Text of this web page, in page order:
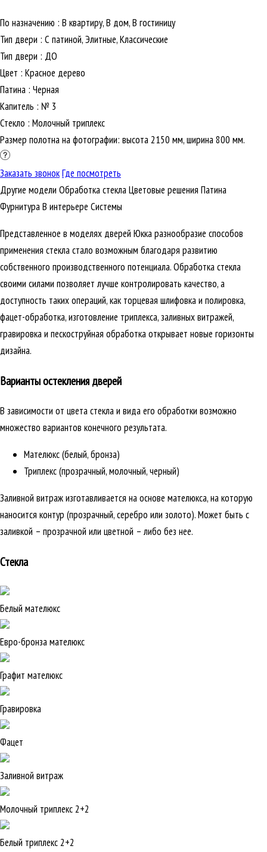
По назначению : В квартиру, В дом, В гостиницу
Тип двери : С патиной, Элитные, Классические
Тип двери : ДО
Цвет : Красное дерево
Патина : Черная
Капитель : № 3
Стекло : Молочный триплекс
Размер полотна на фотографии: высота 2150 мм, ширина 800 мм.
Заказать звонокГде посмотреть
Другие модели Обработка стеклаЦветовые решения Патина
ФурнитураВ интерьере Cистемы
Представленное в моделях дверей Юкка разнообразие способов
применения стекла стало возможным благодаря развитию
собственного производственного потенциала. Обработка стекла
своими силами позволяет лучше контролировать качество, а
доступность таких операций, как торцевая шлифовка и полировка,
фацет-обработка, изготовление триплекса, заливных витражей,
гравировка и пескоструйная обработка открывает новые горизонты
дизайна.
Варианты остекления дверей
В зависимости от цвета стекла и вида его обработки возможно
множество вариантов конечного результата.
Мателюкс (белый, бронза)
Триплекс (прозрачный, молочный, черный)
Заливной витраж изготавливается на основе мателюкса, на которую
наносится контур (прозрачный, серебро или золото). Может быть с
заливкой – прозрачной или цветной – либо без нее.
Стекла
Белый мателюкс
Евро-бронза мателюкс
Графит мателюкс
Гравировка
Фацет
Заливной витраж
Молочный триплекс 2+2
Белый триплекс 2+2